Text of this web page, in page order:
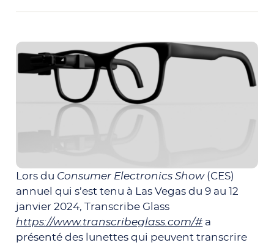
Lors du Consumer Electronics Show(CES)
annuel qui s’est tenu à Las Vegas du 9 au 12
janvier 2024, Transcribe Glass
https://www.transcribeglass.com/# a
présenté des lunettes qui peuvent transcrire